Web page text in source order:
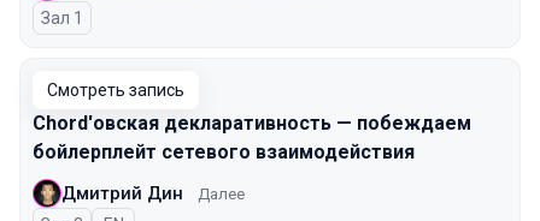
Зал 1
Смотреть запись
Chord'овская декларативность — побеждаем
бойлерплейт сетевого взаимодействия
Дмитрий Дин Далее